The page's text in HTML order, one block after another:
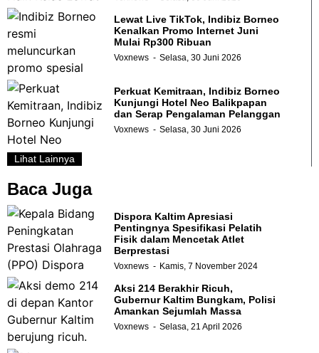
Lewat Live TikTok, Indibiz Borneo
Kenalkan Promo Internet Juni
Mulai Rp300 Ribuan
Voxnews Selasa, 30 Juni 2026
Perkuat Kemitraan, Indibiz Borneo
Kunjungi Hotel Neo Balikpapan
dan Serap Pengalaman Pelanggan
Voxnews Selasa, 30 Juni 2026
Lihat Lainnya
Baca Juga
Dispora Kaltim Apresiasi
Pentingnya Spesifikasi Pelatih
Fisik dalam Mencetak Atlet
Berprestasi
Voxnews Kamis, 7 November 2024
Aksi 214 Berakhir Ricuh,
Gubernur Kaltim Bungkam, Polisi
Amankan Sejumlah Massa
Voxnews Selasa, 21 April 2026